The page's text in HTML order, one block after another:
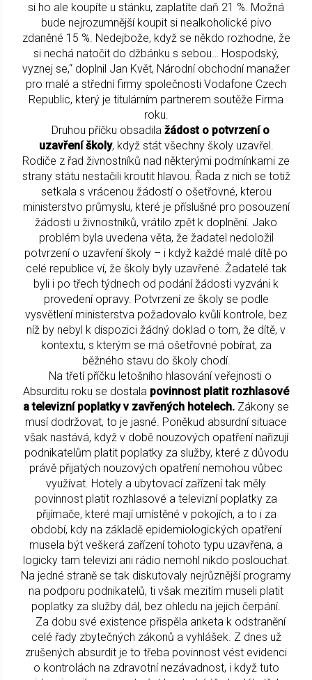
si ho ale koupíte u stánku, zaplatíte daň 21 %. Možná
bude nejrozumnější koupit si nealkoholické pivo
zdaněné 15 %. Nedejbože, když se někdo rozhodne, že
si nechá natočit do džbánku s sebou… Hospodský,
vyznej se,“ doplnil Jan Květ, Národní obchodní manažer
pro malé a střední firmy společnosti Vodafone Czech
Republic, který je titulárním partnerem soutěže Firma
roku.
Druhou příčku obsadilažádost o potvrzení o
uzavření školy, když stát všechny školy uzavřel.
Rodiče z řad živnostníků nad některými podmínkami ze
strany státu nestačili kroutit hlavou. Řada z nich se totiž
setkala s vrácenou žádostí o ošetřovné, kterou
ministerstvo průmyslu, které je příslušné pro posouzení
žádosti u živnostníků, vrátilo zpět k doplnění. Jako
problém byla uvedena věta, že žadatel nedoložil
potvrzení o uzavření školy – i když každé malé dítě po
celé republice ví, že školy byly uzavřené. Žadatelé tak
byli i po třech týdnech od podání žádosti vyzváni k
provedení opravy. Potvrzení ze školy se podle
vysvětlení ministerstva požadovalo kvůli kontrole, bez
níž by nebyl k dispozici žádný doklad o tom, že dítě, v
kontextu, s kterým se má ošetřovné pobírat, za
běžného stavu do školy chodí.
Na třetí příčku letošního hlasování veřejnosti o
Absurditu roku se dostala povinnost platit rozhlasové
a televizní poplatky v zavřených hotelech. Zákony se
musí dodržovat, to je jasné. Poněkud absurdní situace
však nastává, když v době nouzových opatření nařizují
podnikatelům platit poplatky za služby, které z důvodu
právě přijatých nouzových opatření nemohou vůbec
využívat. Hotely a ubytovací zařízení tak měly
povinnost platit rozhlasové a televizní poplatky za
přijímače, které mají umístěné v pokojích, a to i za
období, kdy na základě epidemiologických opatření
musela být veškerá zařízení tohoto typu uzavřena, a
logicky tam televizi ani rádio nemohl nikdo poslouchat.
Na jedné straně se tak diskutovaly nejrůznější programy
na podporu podnikatelů, ti však mezitím museli platit
poplatky za služby dál, bez ohledu na jejich čerpání.
Za dobu své existence přispěla anketa k odstranění
celé řady zbytečných zákonů a vyhlášek. Z dnes už
zrušených absurdit je to třeba povinnost vést evidenci
o kontrolách na zdravotní nezávadnost, i když tuto